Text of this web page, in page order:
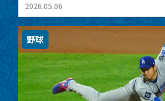
2026.05.06
野球